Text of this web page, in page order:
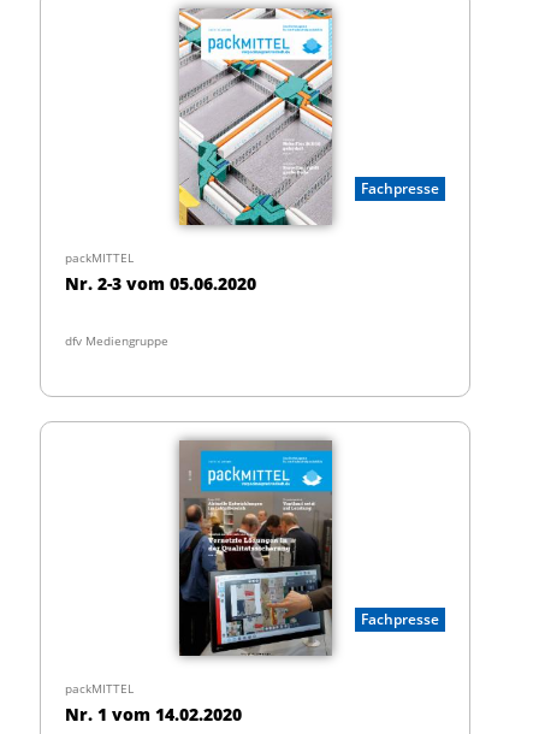
Fachpresse
packMITTEL
Nr. 2-3 vom 05.06.2020
dfv Mediengruppe
Fachpresse
packMITTEL
Nr. 1 vom 14.02.2020